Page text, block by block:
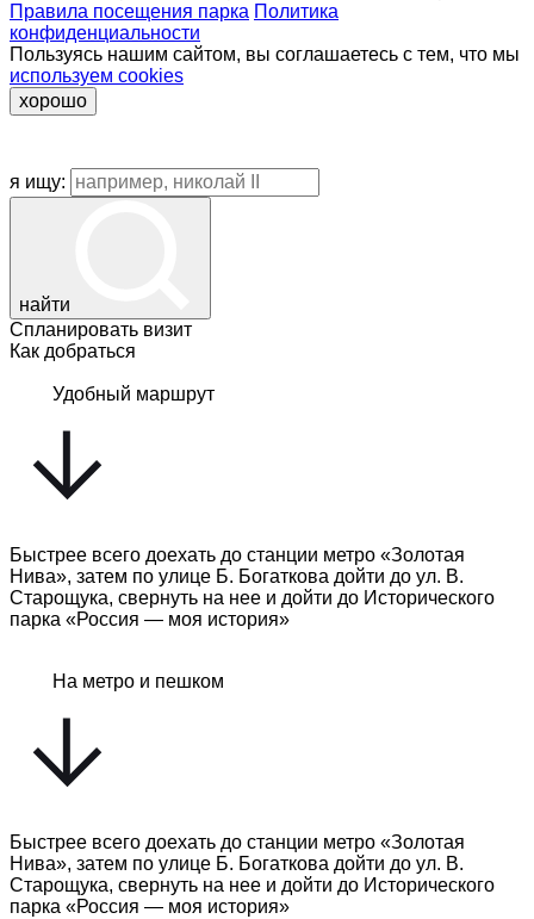
Правила посещения парка Политика
конфиденциальности
Пользуясь нашим сайтом, вы соглашаетесь с тем, что мы
используем cookies
хорошо
я ищу:
найти
Спланировать визит
Как добраться
Удобный маршрут
Быстрее всего доехать до станции метро «Золотая
Нива», затем по улице Б. Богаткова дойти до ул. В.
Старощука, свернуть на нее и дойти до Исторического
парка «Россия — моя история»
На метро и пешком
Быстрее всего доехать до станции метро «Золотая
Нива», затем по улице Б. Богаткова дойти до ул. В.
Старощука, свернуть на нее и дойти до Исторического
парка «Россия — моя история»